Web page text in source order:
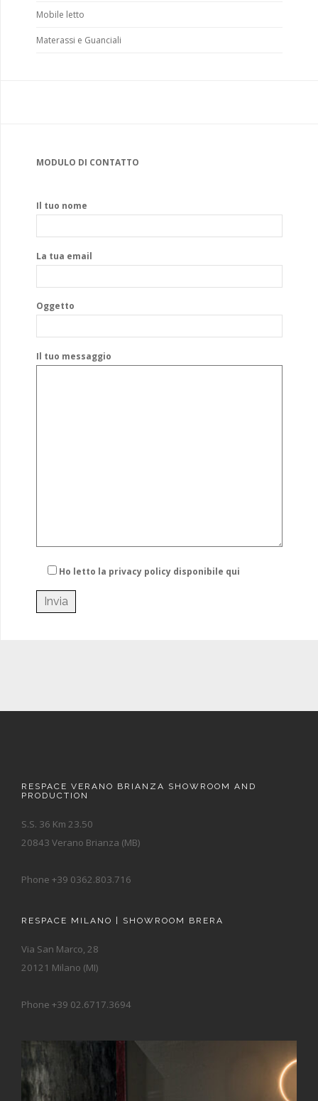
Mobile letto
Materassi e Guanciali
MODULO DI CONTATTO
Il tuo nome
La tua email
Oggetto
Il tuo messaggio
Ho letto la privacy policy disponibile qui
RESPACE VERANO BRIANZA SHOWROOM AND
PRODUCTION
S.S. 36 Km 23.50
20843 Verano Brianza (MB)
Phone +39 0362.803.716
RESPACE MILANO | SHOWROOM BRERA
Via San Marco, 28
20121 Milano (MI)
Phone +39 02.6717.3694